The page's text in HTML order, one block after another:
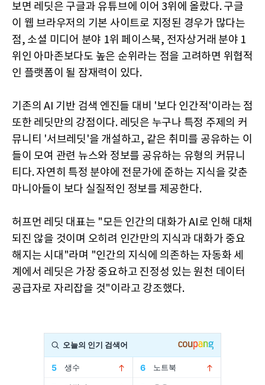
보면 레딧은 구글과 유튜브에 이어 3위에 올랐다. 구글
이 웹 브라우저의 기본 사이트로 지정된 경우가 많다는
점, 소셜 미디어 분야 1위 페이스북, 전자상거래 분야 1
위인 아마존보다도 높은 순위라는 점을 고려하면 위협적
인 플랫폼이 될 잠재력이 있다.
기존의 AI 기반 검색 엔진들 대비 '보다 인간적'이라는 점
또한 레딧만의 강점이다. 레딧은 누구나 특정 주제의 커
뮤니티 '서브레딧'을 개설하고, 같은 취미를 공유하는 이
들이 모여 관련 뉴스와 정보를 공유하는 유형의 커뮤니
티다. 자연히 특정 분야에 전문가에 준하는 지식을 갖춘
마니아들이 보다 실질적인 정보를 제공한다.
허프먼 레딧 대표는 "모든 인간의 대화가 AI로 인해 대채
되진 않을 것이며 오히려 인간만의 지식과 대화가 중요
해지는 시대"라며 "인간의 지식에 의존하는 자동화 세
계에서 레딧은 가장 중요하고 진정성 있는 원천 데이터
공급자로 자리잡을 것"이라고 강조했다.